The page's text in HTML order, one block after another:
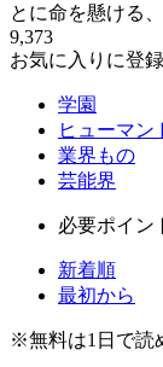
とに命を懸ける
9,373
お気に入りに登録
学園
ヒューマン
業界もの
芸能界
必要ポイン
新着順
最初から
※無料は1日で読